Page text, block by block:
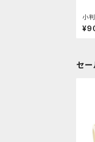
小
セ